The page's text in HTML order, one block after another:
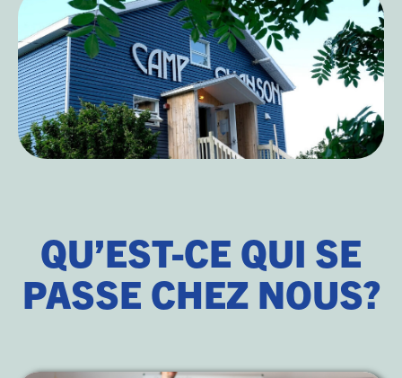
QU’EST-CE QUI SE
PASSE CHEZ NOUS?